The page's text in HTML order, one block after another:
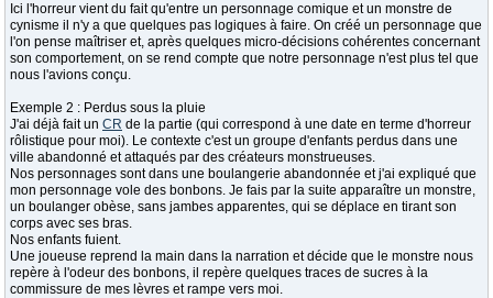
Ici l'horreur vient du fait qu'entre un personnage comique et un monstre de
cynisme il n'y a que quelques pas logiques à faire. On créé un personnage que
l'on pense maîtriser et, après quelques micro-décisions cohérentes concernant
son comportement, on se rend compte que notre personnage n'est plus tel que
nous l'avions conçu.
Exemple 2 : Perdus sous la pluie
J'ai déjà fait un CR de la partie (qui correspond à une date en terme d'horreur
rôlistique pour moi). Le contexte c'est un groupe d'enfants perdus dans une
ville abandonné et attaqués par des créateurs monstrueuses.
Nos personnages sont dans une boulangerie abandonnée et j'ai expliqué que
mon personnage vole des bonbons. Je fais par la suite apparaître un monstre,
un boulanger obèse, sans jambes apparentes, qui se déplace en tirant son
corps avec ses bras.
Nos enfants fuient.
Une joueuse reprend la main dans la narration et décide que le monstre nous
repère à l'odeur des bonbons, il repère quelques traces de sucres à la
commissure de mes lèvres et rampe vers moi.